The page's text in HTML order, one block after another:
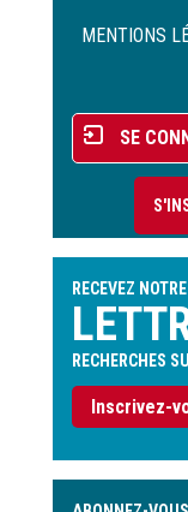
de
MENTIONS
Menu
du
compte
l'utilisateur
SE
RECEVEZ NOTRE
RECHERCHES
Inscrivez-